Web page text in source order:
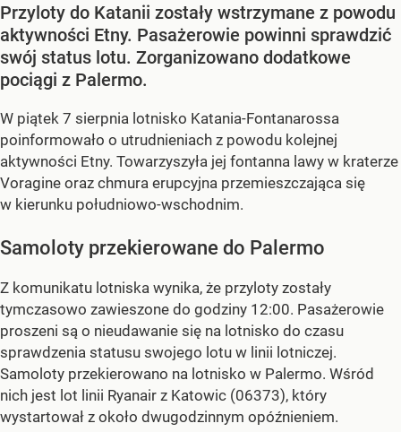
Przyloty do Katanii zostały wstrzymane z powodu
aktywności Etny. Pasażerowie powinni sprawdzić
swój status lotu. Zorganizowano dodatkowe
pociągi z Palermo.
W piątek 7 sierpnia lotnisko Katania-Fontanarossa
poinformowało o utrudnieniach z powodu kolejnej
aktywności Etny. Towarzyszyła jej fontanna lawy w kraterze
Voragine oraz chmura erupcyjna przemieszczająca się
w kierunku południowo-wschodnim.
Samoloty przekierowane do Palermo
Z komunikatu lotniska wynika, że przyloty zostały
tymczasowo zawieszone do godziny 12:00. Pasażerowie
proszeni są o nieudawanie się na lotnisko do czasu
sprawdzenia statusu swojego lotu w linii lotniczej.
Samoloty przekierowano na lotnisko w Palermo. Wśród
nich jest lot linii Ryanair z Katowic (06373), który
wystartował z około dwugodzinnym opóźnieniem.